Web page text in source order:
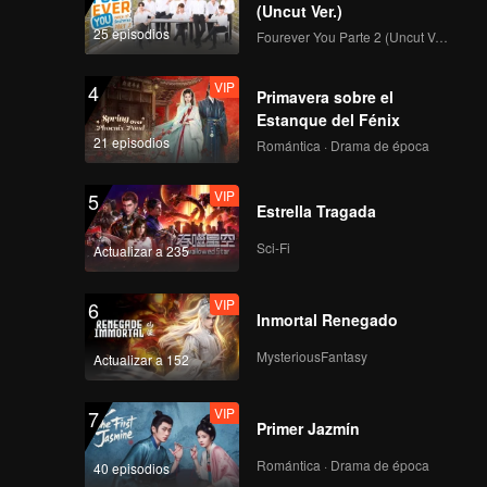
Spoiler EP5: Dirty
politics make blood
boiled! | Tilik The
VIP
Hartono's minions
interrupt Bu Tejo's
VIP
25 episodios
(Uncut Ver.)
Fourever You Parte 2 (Uncut Ver.)
4
21 episodios
VIP
Primavera sobre el
Estanque del Fénix
Romántica · Drama de época
5
Actualizar a 235
VIP
Estrella Tragada
Sci-Fi
6
Actualizar a 152
VIP
Inmortal Renegado
MysteriousFantasy
7
40 episodios
VIP
Primer Jazmín
Romántica · Drama de época